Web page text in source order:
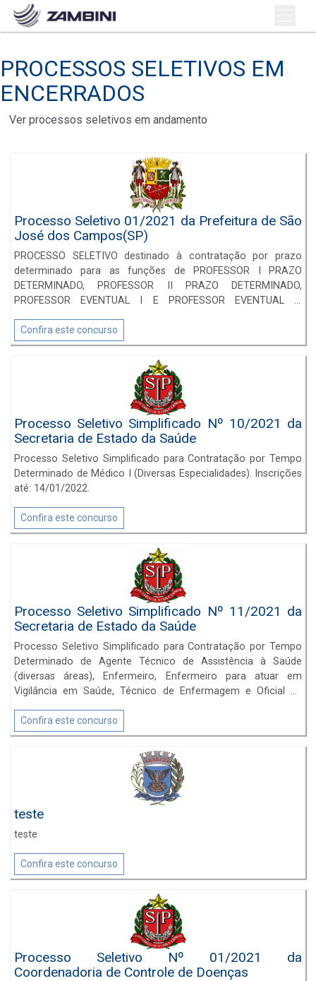
PROCESSOS SELETIVOS EM
ENCERRADOS
Ver processos seletivos em andamento
Processo Seletivo 01/2021 da Prefeitura de São
José dos Campos(SP)
PROCESSO SELETIVO destinado à contratação por prazo
determinado para as funções de PROFESSOR I PRAZO
DETERMINADO, PROFESSOR II PRAZO DETERMINADO,
PROFESSOR EVENTUAL I E PROFESSOR EVENTUAL II.
Confira este concurso
Processo Seletivo Simplificado Nº 10/2021 da
Secretaria de Estado da Saúde
Processo Seletivo Simplificado para Contratação por Tempo
Determinado de Médico I (Diversas Especialidades). Inscrições
até: 14/01/2022.
Confira este concurso
Processo Seletivo Simplificado Nº 11/2021 da
Secretaria de Estado da Saúde
Processo Seletivo Simplificado para Contratação por Tempo
Determinado de Agente Técnico de Assistência à Saúde
(diversas áreas), Enfermeiro, Enfermeiro para atuar em
Vigilância em Saúde, Técnico de Enfermagem e Oficial de
Confira este concurso
teste
teste
Confira este concurso
Processo Seletivo Nº 01/2021 da
Coordenadoria de Controle de Doenças